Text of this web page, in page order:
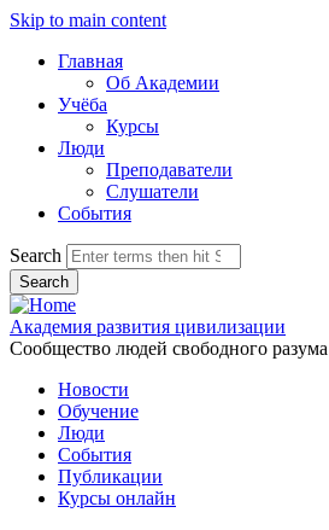
Skip to main content
Главная
Об Академии
Учёба
Курсы
Люди
Преподаватели
Слушатели
События
Search
Академия развития цивилизации
Сообщество людей свободного разума
Новости
Обучение
Люди
События
Публикации
Курсы онлайн